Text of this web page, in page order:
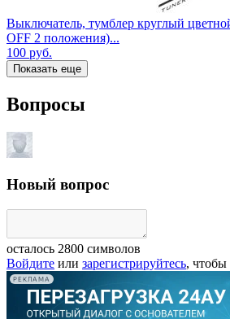
Выключатель, тумблер круглый
OFF 2 положения)...
100 руб.
Показать еще
Вопросы
Новый вопрос
осталось 2800 символов
Войдите или зарегистрируйтесь, чтобы
РЕКЛАМА